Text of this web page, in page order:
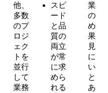
他、
多数
のプ
ロジ
ェク
トを
並行
して
業務
スピ
ード
と品
質の
両立
が常
に求
めら
れる
業務
のた
め成
果が
見え
にく
いこ
とも
ある